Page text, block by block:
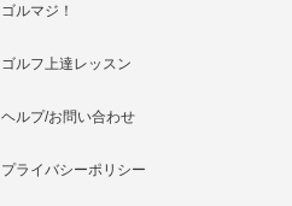
ゴルマジ！
ゴルフ上達レッスン
ヘルプ/お問い合わせ
プライバシーポリシー